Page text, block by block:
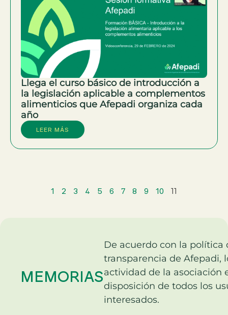
Llega el curso básico de introducción a
la legislación aplicable a complementos
alimenticios que Afepadi organiza cada
año
LEER MÁS
1 2 3 4 5 6 7 8 9 10 11
MEMORIAS
De acuerdo con la política
transparencia de Afepadi,
actividad de la asociación
disposición de todos los
interesados.